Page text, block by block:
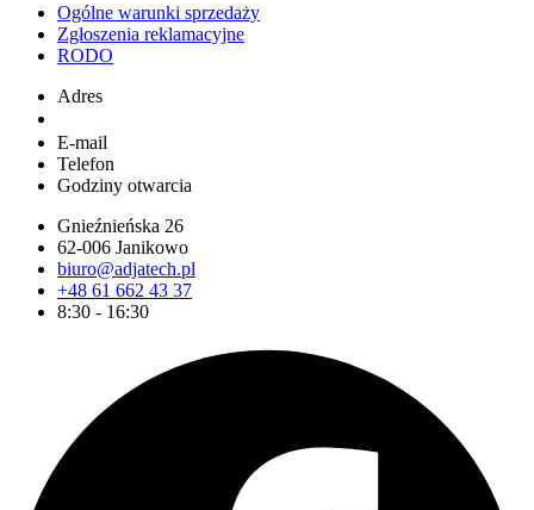
Ogólne warunki sprzedaży
Zgłoszenia reklamacyjne
RODO
Adres
E-mail
Telefon
Godziny otwarcia
Gnieźnieńska 26
62-006 Janikowo
biuro@adjatech.pl
+48 61 662 43 37
8:30 - 16:30